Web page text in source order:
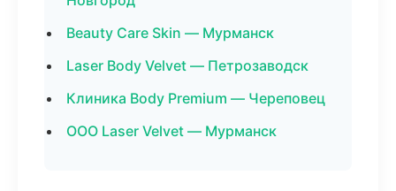
Beauty Care Skin — Мурманск
Laser Body Velvet — Петрозаводск
Клиника Body Premium — Череповец
ООО Laser Velvet — Мурманск